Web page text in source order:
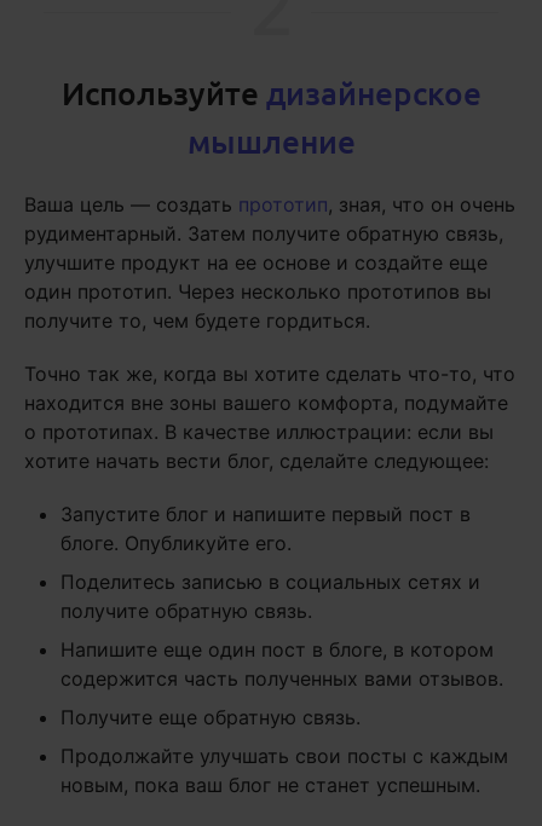
Используйте дизайнерское
мышление
Ваша цель — создать прототип, зная, что он очень
рудиментарный. Затем получите обратную связь,
улучшите продукт на ее основе и создайте еще
один прототип. Через несколько прототипов вы
получите то, чем будете гордиться.
Точно так же, когда вы хотите сделать что-то, что
находится вне зоны вашего комфорта, подумайте
о прототипах. В качестве иллюстрации: если вы
хотите начать вести блог, сделайте следующее:
Запустите блог и напишите первый пост в
блоге. Опубликуйте его.
Поделитесь записью в социальных сетях и
получите обратную связь.
Напишите еще один пост в блоге, в котором
содержится часть полученных вами отзывов.
Получите еще обратную связь.
Продолжайте улучшать свои посты с каждым
новым, пока ваш блог не станет успешным.